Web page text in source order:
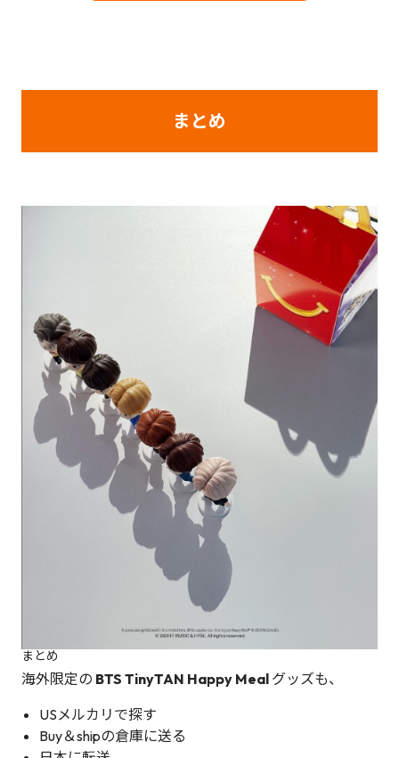
まとめ
まとめ
海外限定の BTS TinyTAN Happy Meal グッズも、
USメルカリで探す
Buy＆shipの倉庫に送る